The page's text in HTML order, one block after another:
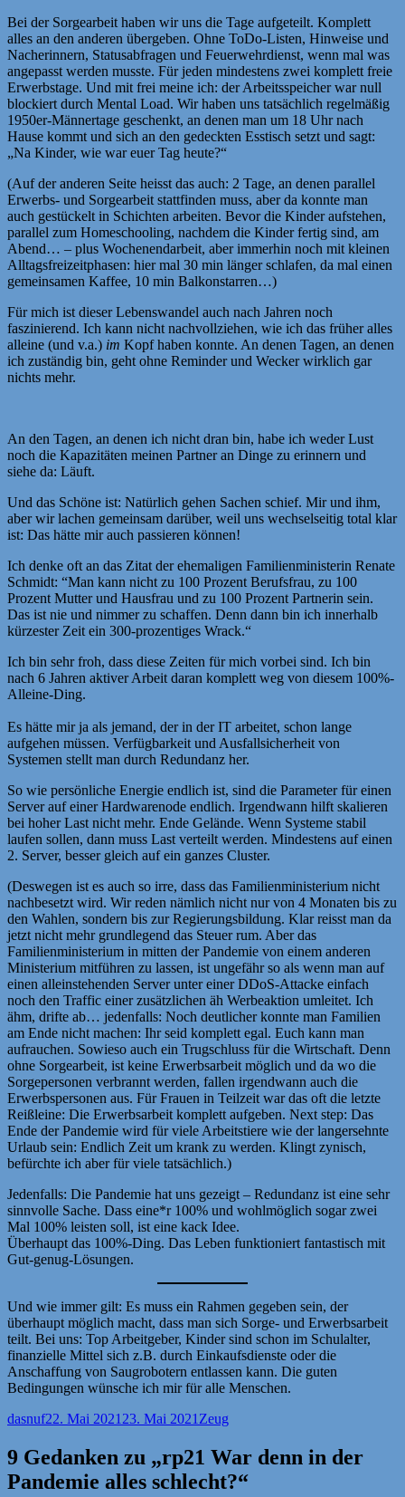
Bei der Sorgearbeit haben wir uns die Tage aufgeteilt. Komplett
alles an den anderen übergeben. Ohne ToDo-Listen, Hinweise und
Nacherinnern, Statusabfragen und Feuerwehrdienst, wenn mal was
angepasst werden musste. Für jeden mindestens zwei komplett freie
Erwerbstage. Und mit frei meine ich: der Arbeitsspeicher war null
blockiert durch Mental Load. Wir haben uns tatsächlich regelmäßig
1950er-Männertage geschenkt, an denen man um 18 Uhr nach
Hause kommt und sich an den gedeckten Esstisch setzt und sagt:
„Na Kinder, wie war euer Tag heute?“
(Auf der anderen Seite heisst das auch: 2 Tage, an denen parallel
Erwerbs- und Sorgearbeit stattfinden muss, aber da konnte man
auch gestückelt in Schichten arbeiten. Bevor die Kinder aufstehen,
parallel zum Homeschooling, nachdem die Kinder fertig sind, am
Abend… – plus Wochenendarbeit, aber immerhin noch mit kleinen
Alltagsfreizeitphasen: hier mal 30 min länger schlafen, da mal einen
gemeinsamen Kaffee, 10 min Balkonstarren…)
Für mich ist dieser Lebenswandel auch nach Jahren noch
faszinierend. Ich kann nicht nachvollziehen, wie ich das früher alles
alleine (und v.a.) im Kopf haben konnte. An denen Tagen, an denen
ich zuständig bin, geht ohne Reminder und Wecker wirklich gar
nichts mehr.
An den Tagen, an denen ich nicht dran bin, habe ich weder Lust
noch die Kapazitäten meinen Partner an Dinge zu erinnern und
siehe da: Läuft.
Und das Schöne ist: Natürlich gehen Sachen schief. Mir und ihm,
aber wir lachen gemeinsam darüber, weil uns wechselseitig total klar
ist: Das hätte mir auch passieren können!
Ich denke oft an das Zitat der ehemaligen Familienministerin Renate
Schmidt: “Man kann nicht zu 100 Prozent Berufsfrau, zu 100
Prozent Mutter und Hausfrau und zu 100 Prozent Partnerin sein.
Das ist nie und nimmer zu schaffen. Denn dann bin ich innerhalb
kürzester Zeit ein 300-prozentiges Wrack.“
Ich bin sehr froh, dass diese Zeiten für mich vorbei sind. Ich bin
nach 6 Jahren aktiver Arbeit daran komplett weg von diesem 100%-
Alleine-Ding.
Es hätte mir ja als jemand, der in der IT arbeitet, schon lange
aufgehen müssen. Verfügbarkeit und Ausfallsicherheit von
Systemen stellt man durch Redundanz her.
So wie persönliche Energie endlich ist, sind die Parameter für einen
Server auf einer Hardwarenode endlich. Irgendwann hilft skalieren
bei hoher Last nicht mehr. Ende Gelände. Wenn Systeme stabil
laufen sollen, dann muss Last verteilt werden. Mindestens auf einen
2. Server, besser gleich auf ein ganzes Cluster.
(Deswegen ist es auch so irre, dass das Familienministerium nicht
nachbesetzt wird. Wir reden nämlich nicht nur von 4 Monaten bis zu
den Wahlen, sondern bis zur Regierungsbildung. Klar reisst man da
jetzt nicht mehr grundlegend das Steuer rum. Aber das
Familienministerium in mitten der Pandemie von einem anderen
Ministerium mitführen zu lassen, ist ungefähr so als wenn man auf
einen alleinstehenden Server unter einer DDoS-Attacke einfach
noch den Traffic einer zusätzlichen äh Werbeaktion umleitet. Ich
ähm, drifte ab… jedenfalls: Noch deutlicher konnte man Familien
am Ende nicht machen: Ihr seid komplett egal. Euch kann man
aufrauchen. Sowieso auch ein Trugschluss für die Wirtschaft. Denn
ohne Sorgearbeit, ist keine Erwerbsarbeit möglich und da wo die
Sorgepersonen verbrannt werden, fallen irgendwann auch die
Erwerbspersonen aus. Für Frauen in Teilzeit war das oft die letzte
Reißleine: Die Erwerbsarbeit komplett aufgeben. Next step: Das
Ende der Pandemie wird für viele Arbeitstiere wie der langersehnte
Urlaub sein: Endlich Zeit um krank zu werden. Klingt zynisch,
befürchte ich aber für viele tatsächlich.)
Jedenfalls: Die Pandemie hat uns gezeigt – Redundanz ist eine sehr
sinnvolle Sache. Dass eine*r 100% und wohlmöglich sogar zwei
Mal 100% leisten soll, ist eine kack Idee.
Überhaupt das 100%-Ding. Das Leben funktioniert fantastisch mit
Gut-genug-Lösungen.
Und wie immer gilt: Es muss ein Rahmen gegeben sein, der
überhaupt möglich macht, dass man sich Sorge- und Erwerbsarbeit
teilt. Bei uns: Top Arbeitgeber, Kinder sind schon im Schulalter,
finanzielle Mittel sich z.B. durch Einkaufsdienste oder die
Anschaffung von Saugrobotern entlassen kann. Die guten
Bedingungen wünsche ich mir für alle Menschen.
Autor
dasnufVeröffentlicht
22. Mai 2021 23. Mai 2021 Kategorien
Zeug
9 Gedanken zu „rp21 War denn in der
Pandemie alles schlecht?“